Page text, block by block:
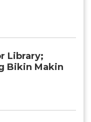
Kamu Tahu
Library;
Bikin Makin